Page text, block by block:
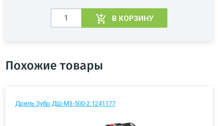
В КОРЗИНУ
Похожие товары
Дрель Зубр ДШ-М3-500-2 1241177